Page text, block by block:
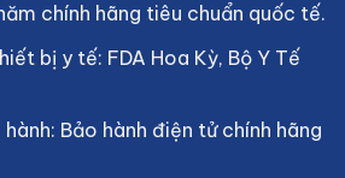
chính hãng tiêu chuẩn quốc tế.
bị y tế: FDA Hoa Kỳ, Bộ Y Tế
Bảo hành điện tử chính hãng